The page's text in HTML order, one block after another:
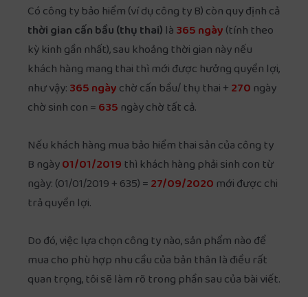
Có công ty bảo hiểm (ví dụ công ty B) còn quy định cả
thời gian cấn bầu (thụ thai)là365 ngày(tính theo
kỳ kinh gần nhất), sau khoảng thời gian này nếu
khách hàng mang thai thì mới được hưởng quyền lợi,
như vậy:365 ngàychờ cấn bầu/ thụ thai +270ngày
chờ sinh con =635ngày chờ tất cả.
Nếu khách hàng mua bảo hiểm thai sản của công ty
B ngày01/01/2019thì khách hàng phải sinh con từ
ngày: (01/01/2019 + 635) =27/09/2020mới được chi
trả quyền lợi.
Do đó, việc lựa chọn công ty nào, sản phẩm nào để
mua cho phù hợp nhu cầu của bản thân là điều rất
quan trọng, tôi sẽ làm rõ trong phần sau của bài viết.